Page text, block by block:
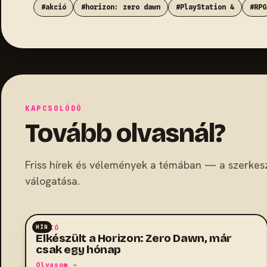
#akció #horizon: zero dawn #PlayStation 4 #RPG
KAPCSOLÓDÓ
Tovább olvasnál?
Friss hírek és vélemények a témában — a
válogatása.
HÍR
AKCIÓ
Elkészült a Horizon: Zero Dawn, már
csak egy hónap
Olvasom →